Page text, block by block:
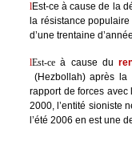
lEst-ce à cause de la
la résistance
d’une trentaine
lEst-ceà cause du
(Hezbollah) après
rapport de forces avec
2000, l’entité sioniste
l’été 2006 en est une